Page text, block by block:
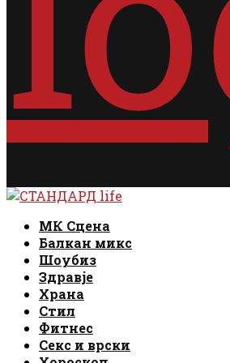
Facebook
Instagram
Email
Rss
МК Сцена
Балкан микс
Шоубиз
Здравје
Храна
Стил
Фитнес
Секс и врски